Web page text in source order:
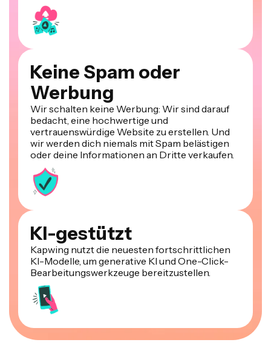
Keine Spam oder
Werbung
Wir schalten keine Werbung: Wir sind darauf
bedacht, eine hochwertige und
vertrauenswürdige Website zu erstellen. Und
wir werden dich niemals mit Spam belästigen
oder deine Informationen an Dritte verkaufen.
KI-gestützt
Kapwing nutzt die neuesten fortschrittlichen
KI-Modelle, um generative KI und One-Click-
Bearbeitungswerkzeuge bereitzustellen.